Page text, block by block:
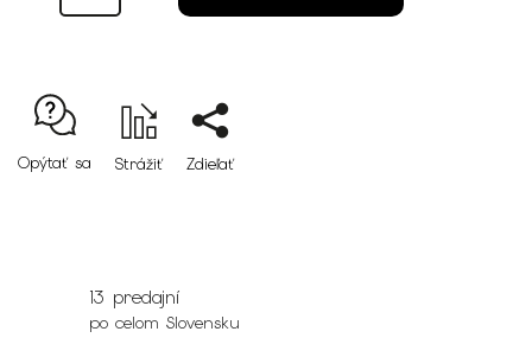
Opýtať sa Strážiť Zdieľať
13 predajní
po celom Slovensku